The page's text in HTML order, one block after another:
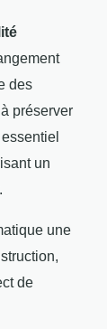
des
préserver
un
une
de